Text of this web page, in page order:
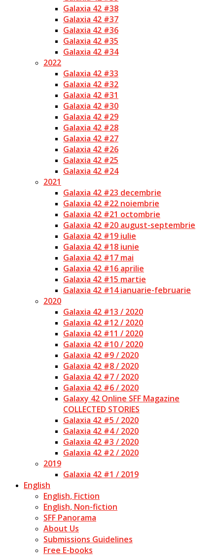
Galaxia 42 #38
Galaxia 42 #37
Galaxia 42 #36
Galaxia 42 #35
Galaxia 42 #34
2022
Galaxia 42 #33
Galaxia 42 #32
Galaxia 42 #31
Galaxia 42 #30
Galaxia 42 #29
Galaxia 42 #28
Galaxia 42 #27
Galaxia 42 #26
Galaxia 42 #25
Galaxia 42 #24
2021
Galaxia 42 #23 decembrie
Galaxia 42 #22 noiembrie
Galaxia 42 #21 octombrie
Galaxia 42 #20 august-septembrie
Galaxia 42 #19 iulie
Galaxia 42 #18 iunie
Galaxia 42 #17 mai
Galaxia 42 #16 aprilie
Galaxia 42 #15 martie
Galaxia 42 #14 ianuarie-februarie
2020
Galaxia 42 #13 / 2020
Galaxia 42 #12 / 2020
Galaxia 42 #11 / 2020
Galaxia 42 #10 / 2020
Galaxia 42 #9 / 2020
Galaxia 42 #8 / 2020
Galaxia 42 #7 / 2020
Galaxia 42 #6 / 2020
Galaxy 42 Online SFF Magazine
COLLECTED STORIES
Galaxia 42 #5 / 2020
Galaxia 42 #4 / 2020
Galaxia 42 #3 / 2020
Galaxia 42 #2 / 2020
2019
Galaxia 42 #1 / 2019
English
English, Fiction
English, Non-fiction
SFF Panorama
About Us
Submissions Guidelines
Free E-books